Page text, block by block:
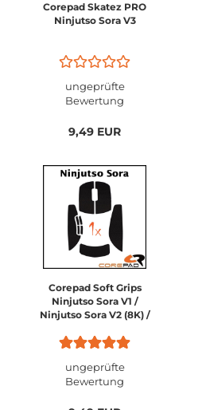
Corepad Skatez PRO
Ninjutso Sora V3
ungeprüfte
Bewertung
9,49 EUR
Corepad Soft Grips
Ninjutso Sora V1 /
Ninjutso Sora V2 (8K) /
Vaxee X Ninjutso Sora
ungeprüfte
Bewertung